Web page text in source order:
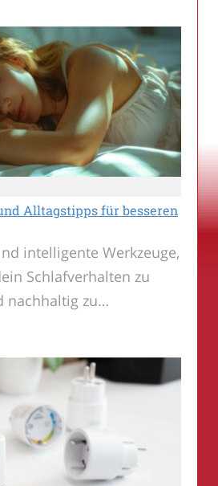
Alltagstipps für besseren
intelligente Werkzeuge,
Schlafverhalten zu
nachhaltig zu…